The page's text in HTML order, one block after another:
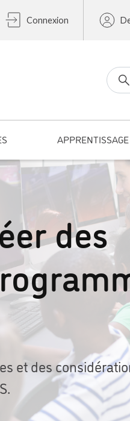
Connexion
des
et des